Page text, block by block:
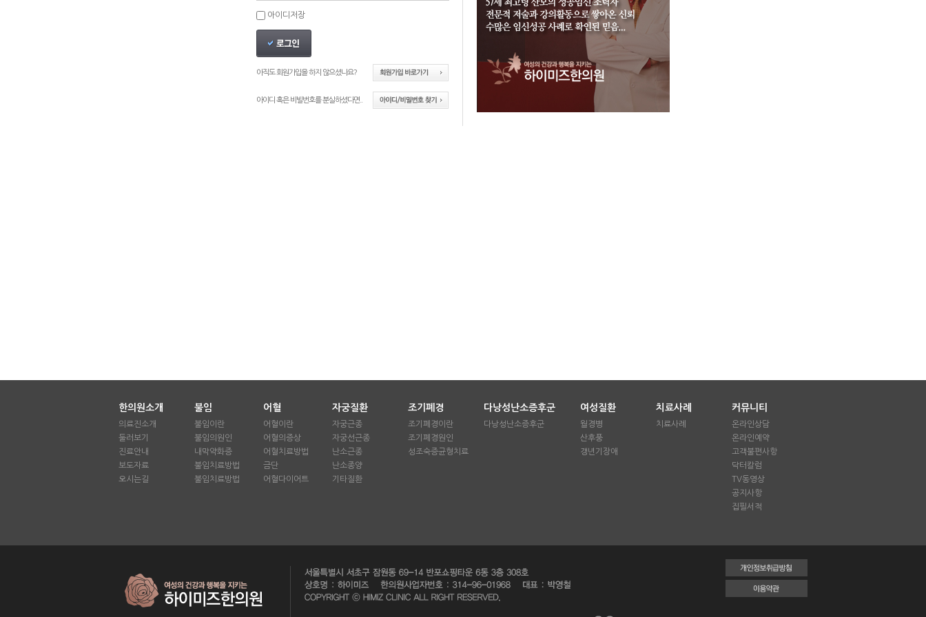
어혈 자궁질환 조기폐경 여성질환
아이디저장
아직도 회원가입을 하지 않으셨나요?
아이디 혹은 비빌번호를 분실하셨다면..
한의원소개
의료진소개
둘러보기
진료안내
보도자료
오시는길
불임
불임이란
불임의원인
내막약화증
불임치료방법
불임치료방법
어혈
어혈이란
어혈의증상
어혈치료방법
금단
어혈다이어트
자궁질환
자궁근종
자궁선근종
난소근종
난소종양
기타질환
조기폐경
조기폐경이란
조기폐경원인
성조숙증균형치료
다낭성난소증후군
다낭성난소증후군
여성질환
월경병
산후풍
갱년기장애
치료사례
치료사례
커뮤니티
온라인상담
온라인예약
고객불편사항
닥터칼럼
TV동영상
공지사항
집필서적